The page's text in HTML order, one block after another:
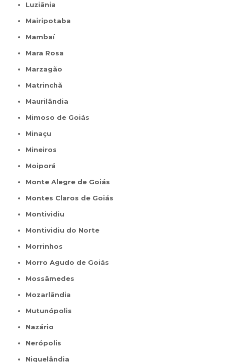
Luziânia
Mairipotaba
Mambaí
Mara Rosa
Marzagão
Matrinchã
Maurilândia
Mimoso de Goiás
Minaçu
Mineiros
Moiporá
Monte Alegre de Goiás
Montes Claros de Goiás
Montividiu
Montividiu do Norte
Morrinhos
Morro Agudo de Goiás
Mossâmedes
Mozarlândia
Mutunópolis
Nazário
Nerópolis
Niquelândia